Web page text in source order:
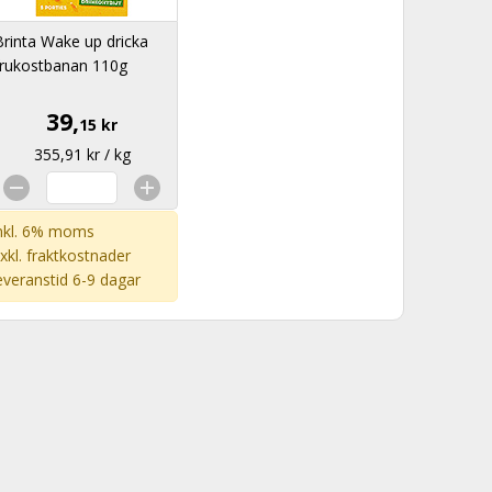
Wake up dricka
110g
39,15 kr
355,91 kr / kg
6% moms
fraktkostnader
6-9 dagar